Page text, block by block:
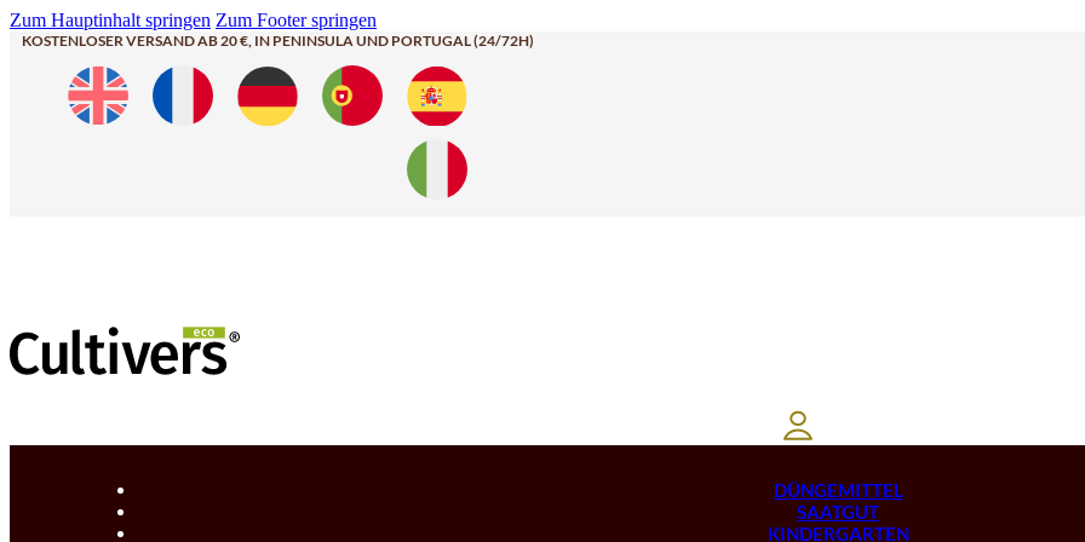
Zum Hauptinhalt springen Zum Footer springen
KOSTENLOSER VERSAND AB 20 €, IN PENINSULA UND PORTUGAL (24/72H)
DÜNGEMITTEL
SAATGUT
KINDERGARTEN